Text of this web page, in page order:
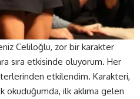
Celiloğlu, zor bir karakter
sıra etkisinde oluyorum. Her
etkilendim. Karakteri,
okuduğumda, ilk aklıma gelen